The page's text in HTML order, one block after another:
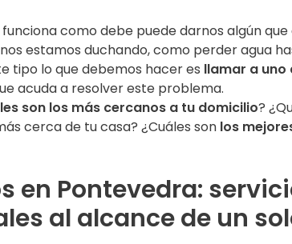
como debe puede darnos algún
estamos duchando, como perder agua
tipo lo que debemos hacer es llamar a uno
acuda a resolver este problema.
son los más cercanos a tu domicilio?
cerca de tu casa? ¿Cuáles son los
en Pontevedra:
al alcance de un